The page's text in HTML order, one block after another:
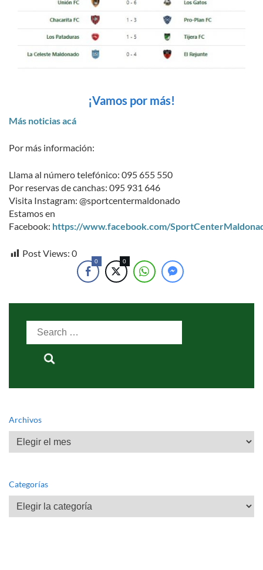
¡Vamos por más!
Más noticias acá
Por más información:
Llama al número telefónico: 095 655 550
Por reservas de canchas: 095 931 646
Visita Instagram: @sportcentermaldonado
Estamos en
Facebook: https://www.facebook.com/
Post Views: 0
0 0
Search
Archivos
Archivos
Categorías
Categorías